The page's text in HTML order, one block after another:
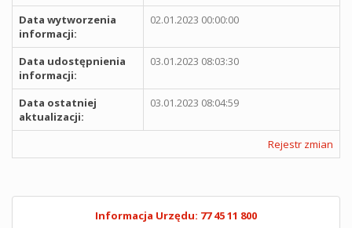
Data wytworzenia
informacji:
02.01.2023 00:00:00
Data udostępnienia
informacji:
03.01.2023 08:03:30
Data ostatniej
aktualizacji:
03.01.2023 08:04:59
Rejestr zmian
Informacja Urzędu: 77 45 11 800